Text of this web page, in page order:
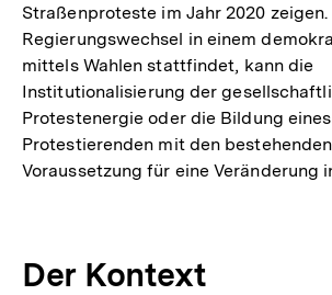
Straßenproteste im Jahr 2020 zeigen.
Regierungswechsel in einem
mittels Wahlen stattfindet, kann die
Institutionalisierung der
Protestenergie oder die Bildung
Protestierenden mit den
Voraussetzung für eine Veränderung
Der Kontext